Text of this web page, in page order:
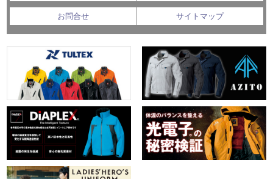
お問合せ サイトマップ